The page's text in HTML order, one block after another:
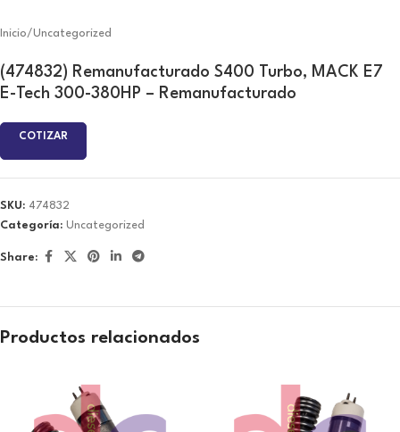
Inicio/Uncategorized
(474832) Remanufacturado S400 Turbo, MACK E7
E-Tech 300-380HP – Remanufacturado
COTIZAR
SKU: 474832
Categoría: Uncategorized
Share:
Productos relacionados